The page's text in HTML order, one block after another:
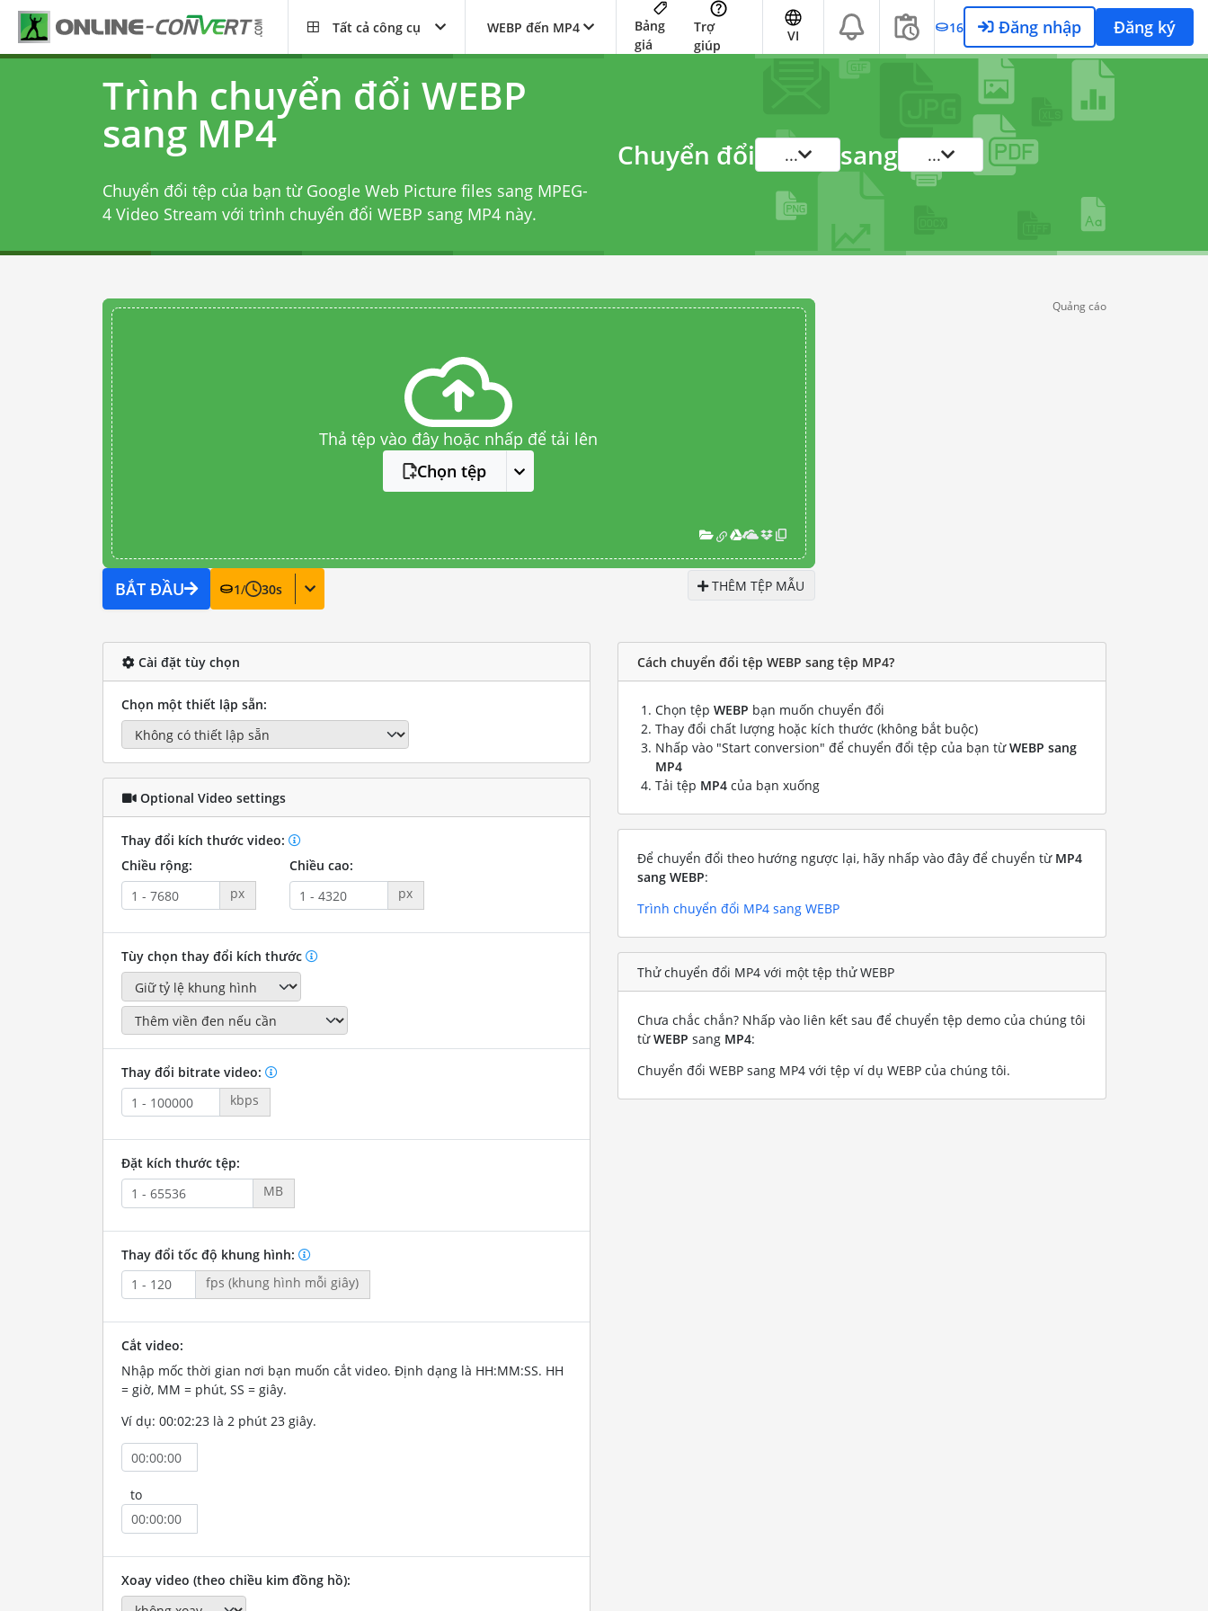
Tất cả công cụ WEBP đến MP4
Bảng
giá
Trợ
giúp
VI 16 Đăng nhập Đăng ký
Trình chuyển đổi WEBP
sang MP4
Chuyển đổi tệp của bạn từ Google Web Picture files sang MPEG-
4 Video Stream với trình chuyển đổi WEBP sang MP4này.
Chuyển đổi ... sang ...
Thả tệp vào đây hoặc nhấp để tải lên
Chọn tệp
BẮT ĐẦU 1/ 30s THÊM TỆP MẪU
Quảng cáo
Cài đặt tùy chọn
Chọn một thiết lập sẵn:
Optional Video settings
Thay đổi kích thước video:
Chiều rộng:
px
Chiều cao:
px
Tùy chọn thay đổi kích thước
Thay đổi bitrate video:
kbps
Đặt kích thước tệp:
MB
Thay đổi tốc độ khung hình:
fps (khung hình mỗi giây)
Cắt video:
Nhập mốc thời gian nơi bạn muốn cắt video. Định dạng là HH:MM:SS. HH
= giờ, MM = phút, SS = giây.
Ví dụ: 00:02:23 là 2 phút 23 giây.
to
Xoay video (theo chiều kim đồng hồ):
Cách chuyển đổi tệp WEBP sang tệp MP4?
Chọn tệp WEBP bạn muốn chuyển đổi
Thay đổi chất lượng hoặc kích thước (không bắt buộc)
Nhấp vào "Start conversion" để chuyển đổi tệp của bạn từWEBP sang
MP4
Tải tệp MP4 của bạn xuống
Để chuyển đổi theo hướng ngược lại, hãy nhấp vào đây để chuyển từ MP4
sang WEBP:
Trình chuyển đổi MP4 sang WEBP
Thử chuyển đổi MP4 với một tệp thử WEBP
Chưa chắc chắn? Nhấp vào liên kết sau để chuyển tệp demo của chúng tôi
từWEBP sang MP4:
Chuyển đổi WEBP sang MP4 với tệp ví dụ WEBP của chúng tôi.